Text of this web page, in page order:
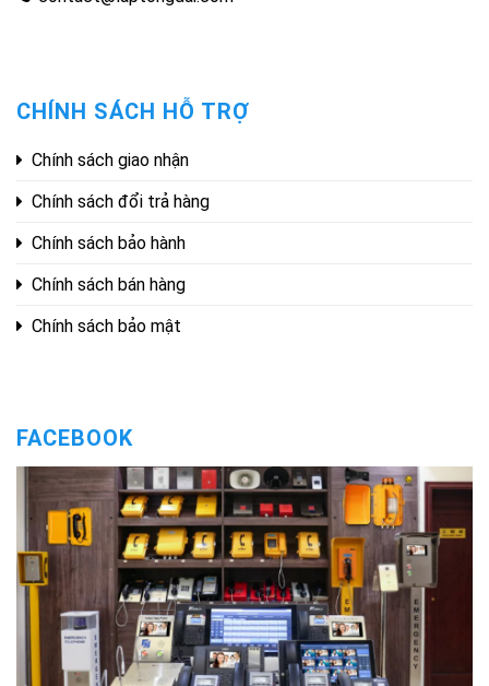
CHÍNH SÁCH HỖ TRỢ
Chính sách giao nhận
Chính sách đổi trả hàng
Chính sách bảo hành
Chính sách bán hàng
Chính sách bảo mật
FACEBOOK